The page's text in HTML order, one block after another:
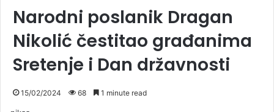
Narodni poslanik Dragan
Nikolić čestitao građanima
Sretenje i Dan državnosti
15/02/2024 68 1 minute read